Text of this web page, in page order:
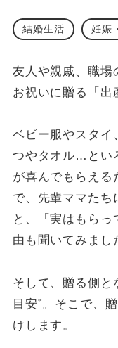
結婚生活 妊娠
友人や親戚、職場
お祝いに贈る「出
ベビー服やスタイ
つやタオル…とい
が喜んでもらえる
で、先輩ママたち
と、「実はもら
由も聞いてみまし
そして、贈る側と
目安”。そこで、
けします。